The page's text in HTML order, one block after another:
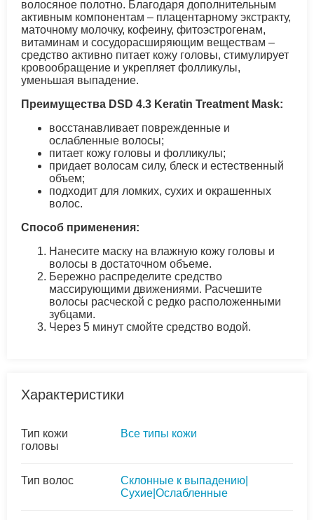
волосяное полотно. Благодаря дополнительным
активным компонентам – плацентарному экстракту,
маточному молочку, кофеину, фитоэстрогенам,
витаминам и сосудорасширяющим веществам –
средство активно питает кожу головы, стимулирует
кровообращение и укрепляет фолликулы,
уменьшая выпадение.
Преимущества DSD 4.3 Keratin Treatment Mask:
восстанавливает поврежденные и
ослабленные волосы;
питает кожу головы и фолликулы;
придает волосам силу, блеск и естественный
объем;
подходит для ломких, сухих и окрашенных
волос.
Способ применения:
Нанесите маску на влажную кожу головы и
волосы в достаточном объеме.
Бережно распределите средство
массирующими движениями. Расчешите
волосы расческой с редко расположенными
зубцами.
Через 5 минут смойте средство водой.
Характеристики
Тип кожи
головы
Все типы кожи
Тип волос
Склонные к выпадению|
Сухие|Ослабленные